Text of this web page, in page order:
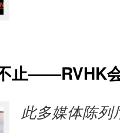
止——RVHK
此多媒体陈